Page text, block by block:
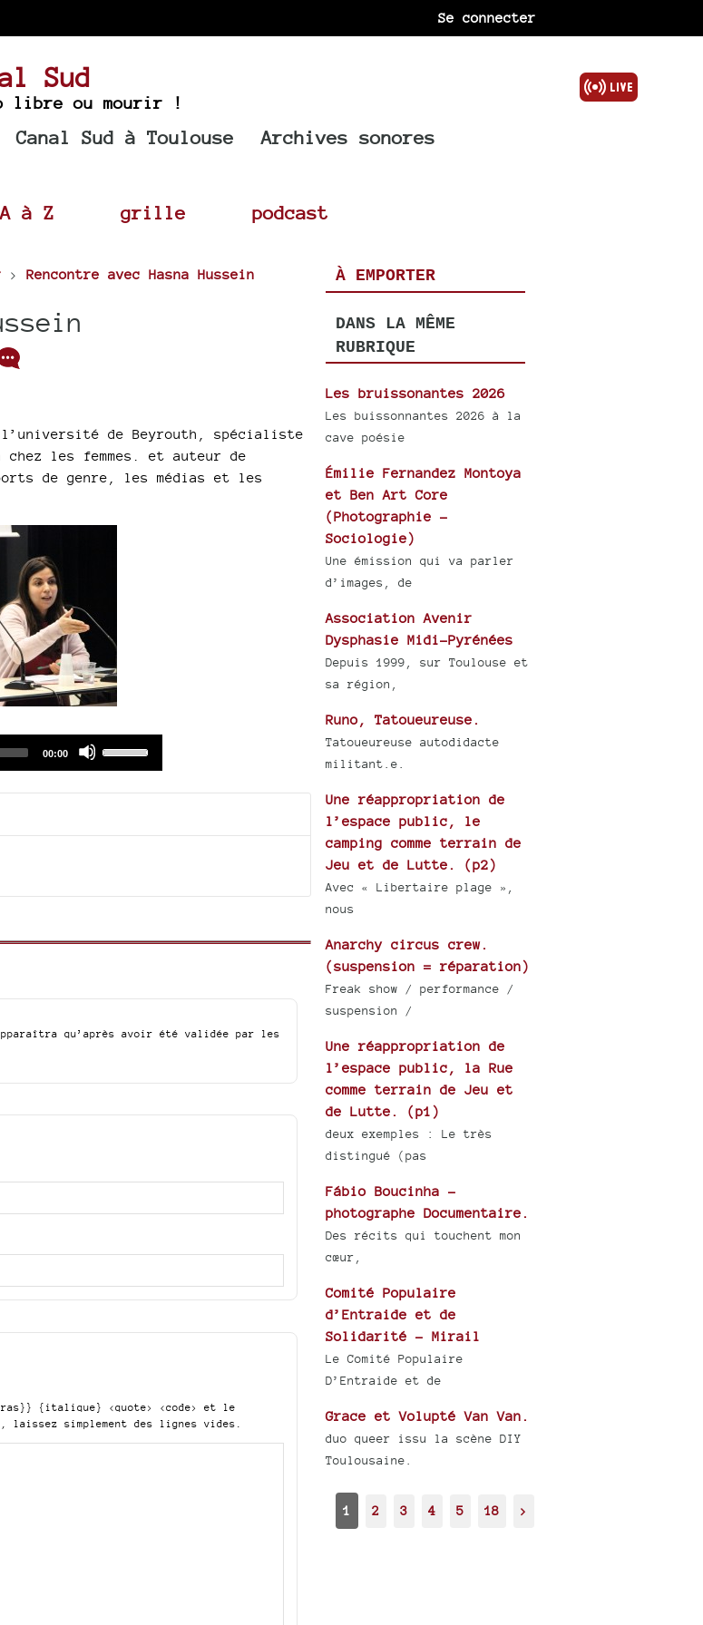
Se connecter
Sud
libre ou mourir !
Canal Sud à Toulouse Archives sonores
à Z grille podcast
> Rencontre avec Hasna Hussein
l’université de Beyrouth, spécialiste
les femmes. et auteur de
de genre, les médias et les
Total
00:00
decrease
qu’après avoir été validée par les
{italique} <quote> <code>
et le
laissez simplement des lignes vides.
À EMPORTER
DANS LA MÊME
RUBRIQUE
Les bruissonantes 2026
Les buissonnantes 2026 à la
cave poésie
Émilie Fernandez Montoya
et Ben Art Core
(Photographie -
Sociologie)
Une émission qui va parler
d’images, de
Association Avenir
Dysphasie Midi-Pyrénées
Depuis 1999, sur Toulouse et
sa région,
Runo, Tatoueureuse.
Tatoueureuse autodidacte
militant.e.
Une réappropriation de
l’espace public, le
camping comme terrain de
Jeu et de Lutte. (p2)
Avec « Libertaire plage »,
nous
Anarchy circus crew.
(suspension = réparation)
Freak show / performance /
suspension /
Une réappropriation de
l’espace public, la Rue
comme terrain de Jeu et
de Lutte. (p1)
deux exemples : Le très
distingué (pas
Fábio Boucinha -
photographe Documentaire.
Des récits qui touchent mon
cœur,
Comité Populaire
d’Entraide et de
Solidarité - Mirail
Le Comité Populaire
D’Entraide et de
Grace et Volupté Van Van.
duo queer issu la scène DIY
Toulousaine.
1 2 3 4 5 18 >